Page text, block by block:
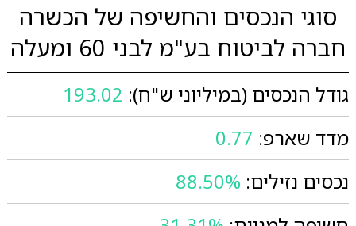
סוגי הנכסים והחשיפה של הכשרה
חברה לביטוח בע"מ לבני 60 ומעלה
גודל הנכסים (במיליוני ש"ח): 193.02
מדד שארפ: 0.77
נכסים נזילים: 88.50%